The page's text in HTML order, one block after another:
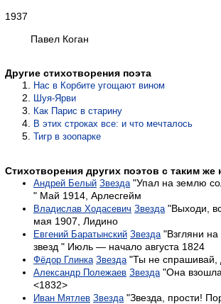
1937
Павел Коган
Другие стихотворения поэта
Нас в Корбите угощают вином
Шуя-Ярви
Как Парис в старину
В этих строках все: и что мечталось
Тигр в зоопарке
Стихотворения других поэтов с таким же
Андрей Белый Звезда "Упал на землю
" Май 1914, Арлесгейм
Владислав Ходасевич Звезда "Выходи,
мая 1907, Лидино
Евгений Баратынский Звезда "Взгляни
звезд " Июль — начало августа 1824
Фёдор Глинка Звезда "Ты не спрашивай,
Александр Полежаев Звезда "Она
<1832>
Иван Мятлев Звезда "Звезда, прости!